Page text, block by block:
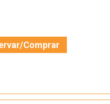
Comprar